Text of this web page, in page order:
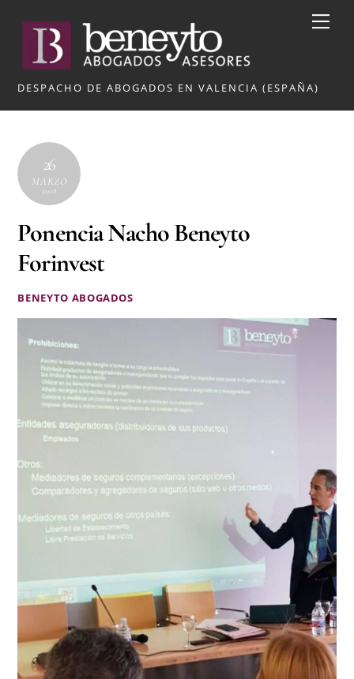
DESPACHO DE ABOGADOS EN VALENCIA (ESPAÑA)
26
MARZO
2018
Ponencia Nacho Beneyto
Forinvest
BENEYTO ABOGADOS